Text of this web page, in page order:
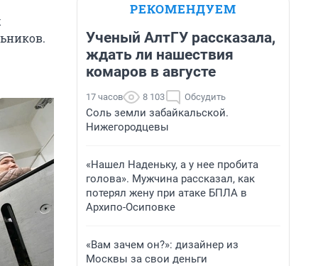
РЕКОМЕНДУЕМ
Ученый АлтГУ рассказала,
ждать ли нашествия
комаров в августе
17 часов 8 103 Обсудить
Соль земли забайкальской.
Нижегородцевы
«Нашел Наденьку, а у нее пробита
голова». Мужчина рассказал, как
потерял жену при атаке БПЛА в
Архипо-Осиповке
«Вам зачем он?»: дизайнер из
Москвы за свои деньги